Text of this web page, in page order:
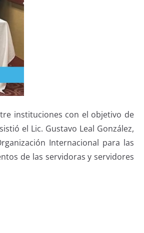
instituciones con el objetivo de
el Lic. Gustavo Leal González,
Internacional para las
de las servidoras y servidores